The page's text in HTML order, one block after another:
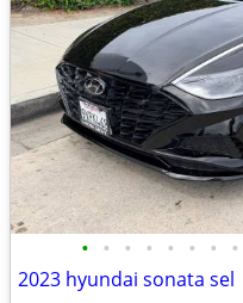
• • • • • • • •
2023 hyundai sonata sel